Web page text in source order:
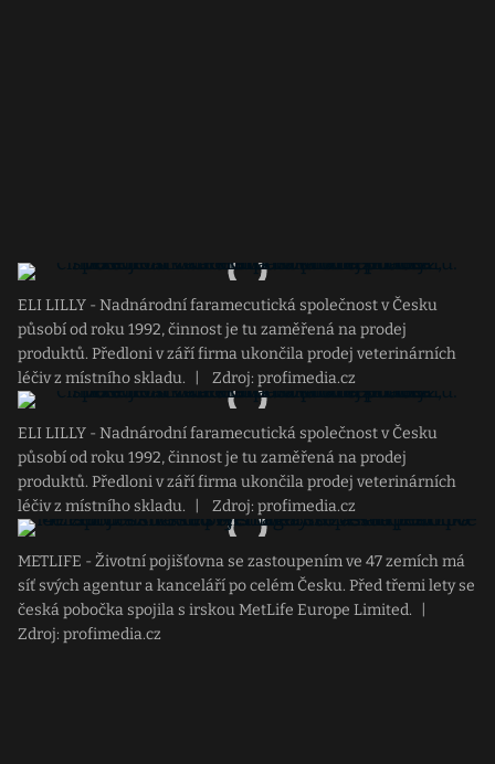
ELI LILLY - Nadnárodní faramecutická společnost v Česku
působí od roku 1992, činnost je tu zaměřená na prodej
produktů. Předloni v září firma ukončila prodej veterinárních
léčiv z místního skladu.
Zdroj: profimedia.cz
ELI LILLY - Nadnárodní faramecutická společnost v Česku
působí od roku 1992, činnost je tu zaměřená na prodej
produktů. Předloni v září firma ukončila prodej veterinárních
léčiv z místního skladu.
Zdroj: profimedia.cz
METLIFE - Životní pojišťovna se zastoupením ve 47 zemích má
síť svých agentur a kanceláří po celém Česku. Před třemi lety se
česká pobočka spojila s irskou MetLife Europe Limited.
Zdroj: profimedia.cz